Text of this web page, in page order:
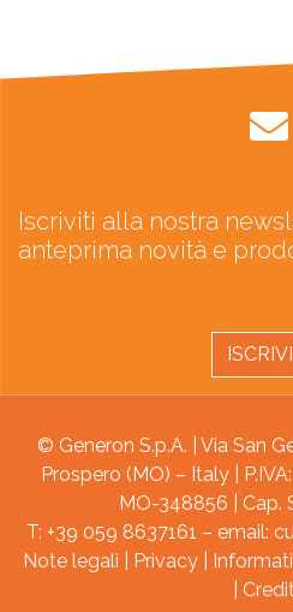
Iscriviti alla nostra
anteprima novità e
© Generon S.p.A. | Via San
Prospero (MO) – Italy |
MO-348856 | Cap.
T: +39 059 8637161 – email:
Note legali
Privacy|